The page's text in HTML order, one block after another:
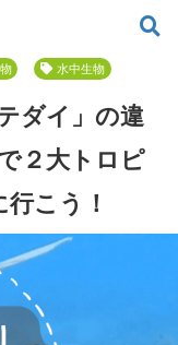
専門 ≫
水中生物
ダイ」の違
２大トロピ
こう！